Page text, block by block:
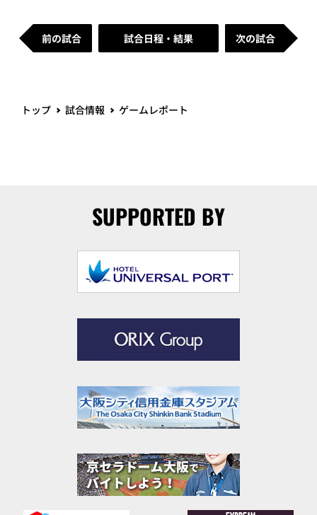
前の試合 試合日程・結果 次の試合
トップ 試合情報 ゲームレポート
SUPPORTED BY